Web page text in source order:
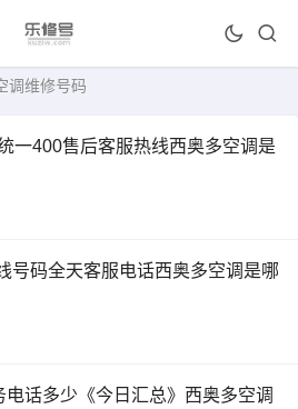
调维修号码
一400售后客服热线西奥多空调是
号码全天客服电话西奥多空调是哪
话多少《今日汇总》西奥多空调